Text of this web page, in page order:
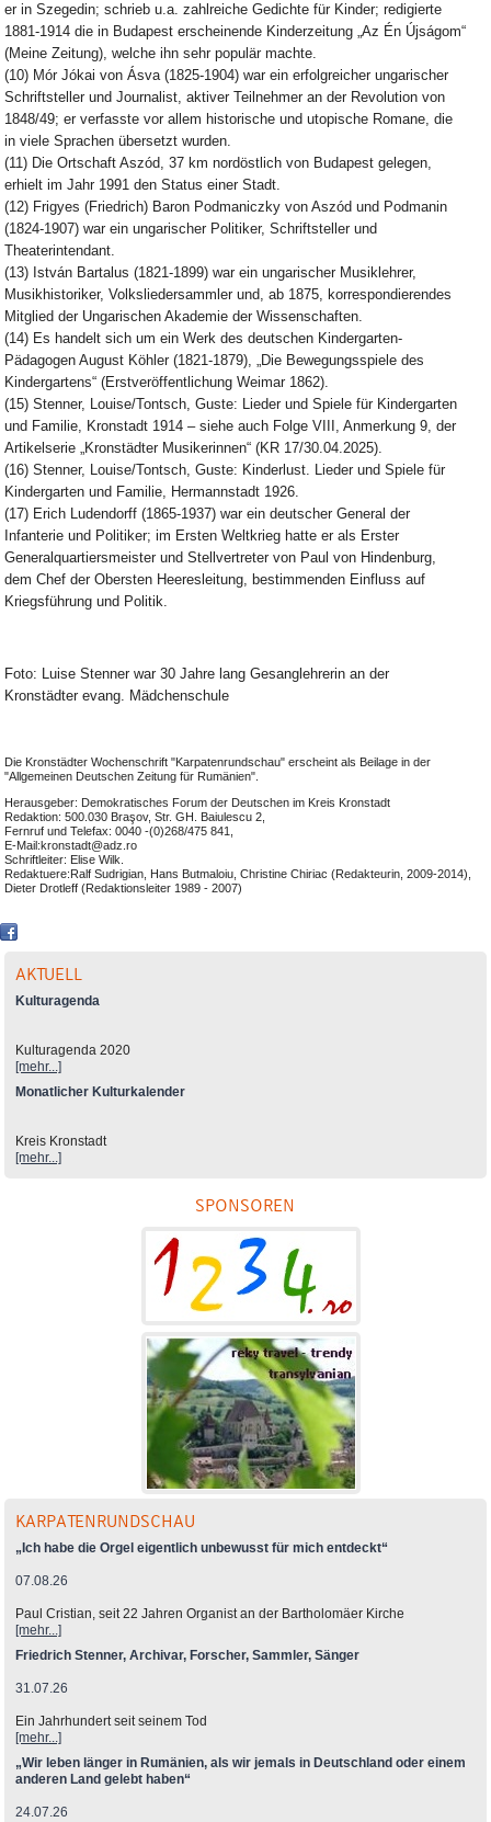
er in Szegedin; schrieb u.a. zahlreiche Gedichte für Kinder; redigierte
1881-1914 die in Budapest erscheinende Kinderzeitung „Az Én Újságom“
(Meine Zeitung), welche ihn sehr populär machte.
(10) Mór Jókai von Ásva (1825-1904) war ein erfolgreicher ungarischer
Schriftsteller und Journalist, aktiver Teilnehmer an der Revolution von
1848/49; er verfasste vor allem historische und utopische Romane, die
in viele Sprachen übersetzt wurden.
(11) Die Ortschaft Aszód, 37 km nordöstlich von Budapest gelegen,
erhielt im Jahr 1991 den Status einer Stadt.
(12) Frigyes (Friedrich) Baron Podmaniczky von Aszód und Podmanin
(1824-1907) war ein ungarischer Politiker, Schriftsteller und
Theaterintendant.
(13) István Bartalus (1821-1899) war ein ungarischer Musiklehrer,
Musikhistoriker, Volksliedersammler und, ab 1875, korrespondierendes
Mitglied der Ungarischen Akademie der Wissenschaften.
(14) Es handelt sich um ein Werk des deutschen Kindergarten-
Pädagogen August Köhler (1821-1879), „Die Bewegungsspiele des
Kindergartens“ (Erstveröffentlichung Weimar 1862).
(15) Stenner, Louise/Tontsch, Guste: Lieder und Spiele für Kindergarten
und Familie, Kronstadt 1914 – siehe auch Folge VIII, Anmerkung 9, der
Artikelserie „Kronstädter Musikerinnen“ (KR 17/30.04.2025).
(16) Stenner, Louise/Tontsch, Guste: Kinderlust. Lieder und Spiele für
Kindergarten und Familie, Hermannstadt 1926.
(17) Erich Ludendorff (1865-1937) war ein deutscher General der
Infanterie und Politiker; im Ersten Weltkrieg hatte er als Erster
Generalquartiersmeister und Stellvertreter von Paul von Hindenburg,
dem Chef der Obersten Heeresleitung, bestimmenden Einfluss auf
Kriegsführung und Politik.
Foto: Luise Stenner war 30 Jahre lang Gesanglehrerin an der
Kronstädter evang. Mädchenschule
Die Kronstädter Wochenschrift "Karpatenrundschau" erscheint als Beilage in der
"Allgemeinen Deutschen Zeitung für Rumänien".
Herausgeber: Demokratisches Forum der Deutschen im Kreis Kronstadt
Redaktion: 500.030 Braşov, Str. GH. Baiulescu 2,
Fernruf und Telefax: 0040 -(0)268/475 841,
E-Mail:kronstadt@adz.ro
Schriftleiter: Elise Wilk.
Redaktuere:Ralf Sudrigian, Hans Butmaloiu, Christine Chiriac (Redakteurin, 2009-2014),
Dieter Drotleff (Redaktionsleiter 1989 - 2007)
AKTUELL
Kulturagenda
Kulturagenda 2020
[mehr...]
Monatlicher Kulturkalender
Kreis Kronstadt
[mehr...]
SPONSOREN
KARPATENRUNDSCHAU
„Ich habe die Orgel eigentlich unbewusst für mich entdeckt“
07.08.26
Paul Cristian, seit 22 Jahren Organist an der Bartholomäer Kirche
[mehr...]
Friedrich Stenner, Archivar, Forscher, Sammler, Sänger
31.07.26
Ein Jahrhundert seit seinem Tod
[mehr...]
„Wir leben länger in Rumänien, als wir jemals in Deutschland oder einem
anderen Land gelebt haben“
24.07.26